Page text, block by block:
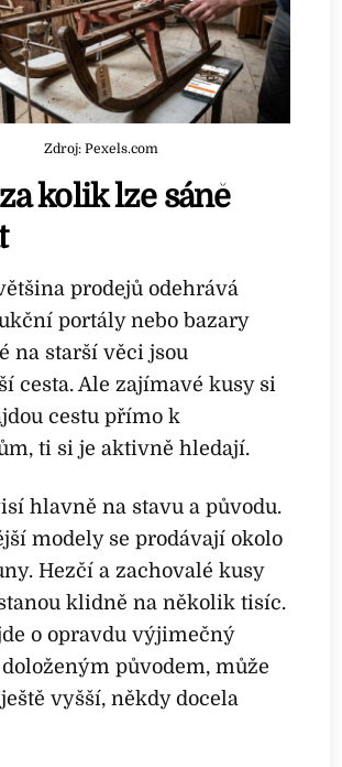
Zdroj: Pexels.com
kolik lze sáně
prodejů odehrává
portály nebo bazary
na starší věci jsou
cesta. Ale zajímavé kusy si
cestu přímo k
ti si je aktivně hledají.
hlavně na stavu a původu.
modely se prodávají okolo
Hezčí a zachovalé kusy
klidně na několik tisíc.
o opravdu výjimečný
původem, může
vyšší, někdy docela